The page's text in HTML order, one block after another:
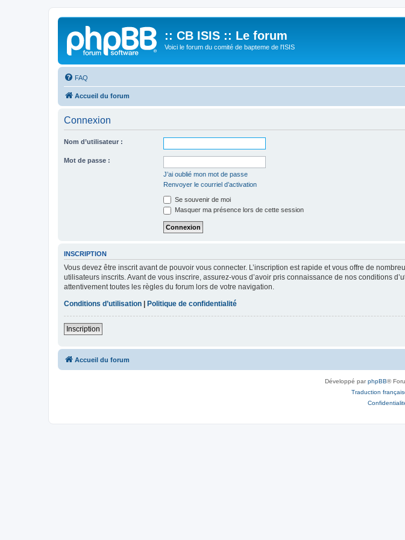
:: CB ISIS :: Le forum
Voici le forum du comité de bapteme de l'ISIS
FAQ
Accueil du forum
Connexion
Nom d’utilisateur :
Mot de passe :
J’ai oublié mon mot de passe
Renvoyer le courriel d’activation
Se souvenir de moi
Masquer ma présence lors de cette session
INSCRIPTION
Vous devez être inscrit avant de pouvoir vous connecter. L’inscription est rapide et vous offre de
utilisateurs inscrits. Avant de vous inscrire, assurez-vous d’avoir pris connaissance de nos conditions
attentivement toutes les règles du forum lors de votre navigation.
Conditions d’utilisation
Politique de confidentialité
Inscription
Accueil du forum
Développé parphpBB®
Traduction